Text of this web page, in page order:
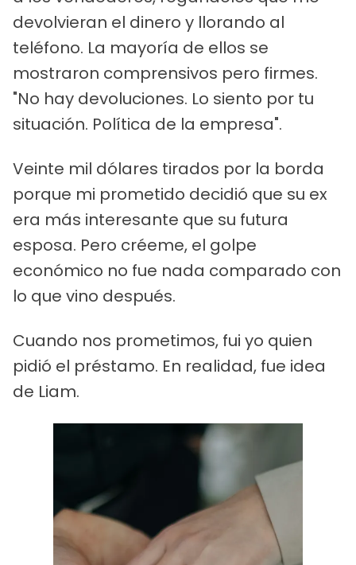
devolvieran el dinero y llorando al
teléfono. La mayoría de ellos se
mostraron comprensivos pero firmes.
"No hay devoluciones. Lo siento por tu
situación. Política de la empresa".
Veinte mil dólares tirados por la borda
porque mi prometido decidió que su ex
era más interesante que su futura
esposa. Pero créeme, el golpe
económico no fue nada comparado con
lo que vino después.
Cuando nos prometimos, fui yo quien
pidió el préstamo. En realidad, fue idea
de Liam.